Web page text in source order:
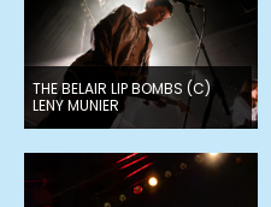
THE BELAIR LIP BOMBS (C)
LENY MUNIER